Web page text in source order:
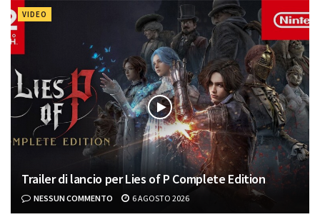
VIDEO
Trailer di lancio per Lies of P Complete Edition
NESSUN COMMENTO 6 AGOSTO 2026